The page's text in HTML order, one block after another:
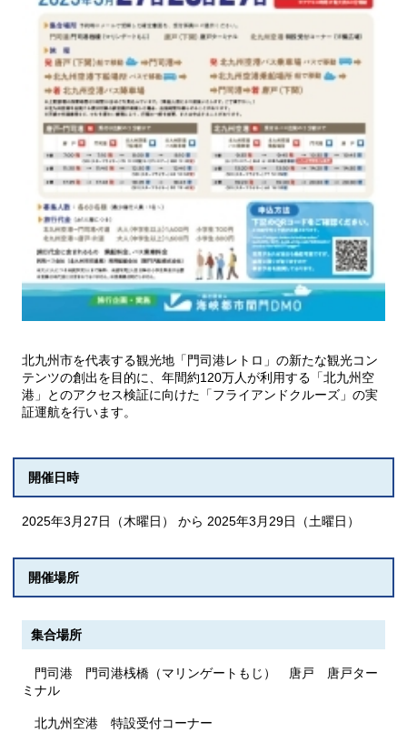
北九州市を代表する観光地「門司港レトロ」の新たな観光コン
テンツの創出を目的に、年間約120万人が利用する「北九州空
港」とのアクセス検証に向けた「フライアンドクルーズ」の実
証運航を行います。
開催日時
2025年3月27日（木曜日） から 2025年3月29日（土曜日）
開催場所
集合場所
門司港 門司港桟橋（マリンゲートもじ） 唐戸 唐戸ター
ミナル
北九州空港 特設受付コーナー